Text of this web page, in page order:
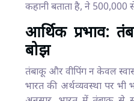
कहानी बताता है, ने 500,000
आर्थिक प्रभाव:
बोझ
तंबाकू और वीपिंग न केवल
भारत की अर्थव्यवस्था पर भी